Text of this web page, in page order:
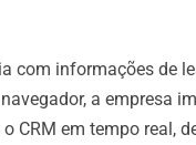
com informações de
a empresa
CRM em tempo real,